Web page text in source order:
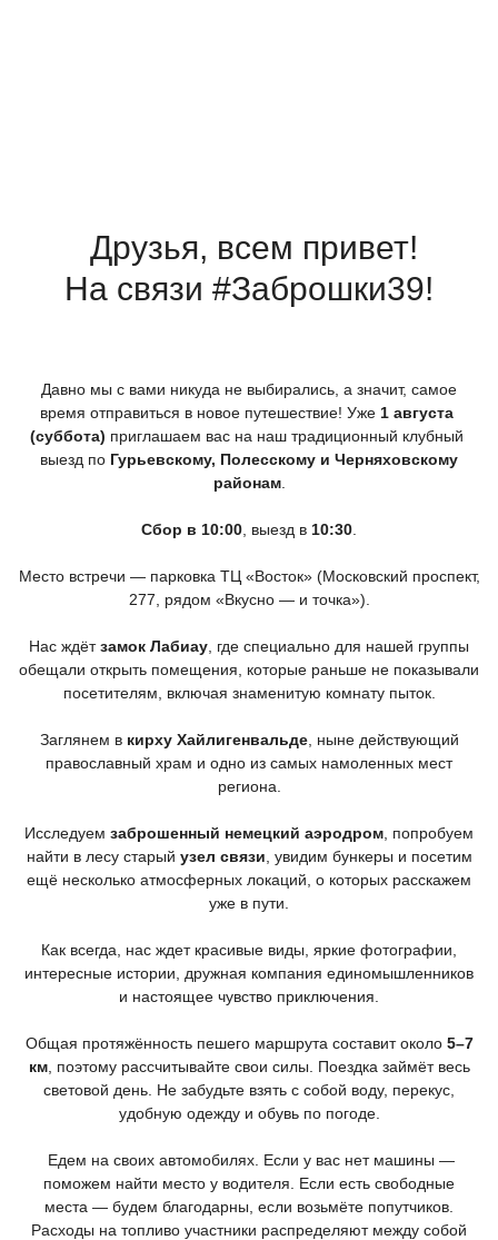
Друзья, всем привет!
На связи #Заброшки39!
Давно мы с вами никуда не выбирались, а значит, самое
время отправиться в новое путешествие! Уже 1 августа
(суббота) приглашаем вас на наш традиционный клубный
выезд по Гурьевскому, Полесскому и Черняховскому
районам.
Сбор в 10:00 , выезд в 10:30
Место встречи — парковка ТЦ «Восток» (Московский проспект,
277, рядом «Вкусно— и точка»).
Нас ждётзамок Лабиау , где специально для нашей группы
обещали открыть помещения, которые раньше не показывали
посетителям, включая знаменитую комнату пыток.
Заглянем в кирху Хайлигенвальде, ныне действующий
православный храм и одно из самых намоленных мест
региона.
Исследуем заброшенный немецкий аэродром , попробуем
найти в лесу старый узел связи , увидим бункеры и посетим
ещё несколько атмосферных локаций, о которых расскажем
уже в пути.
Как всегда, нас ждет красивые виды, яркие фотографии,
интересные истории, дружная компания единомышленников
и настоящее чувство приключения.
Общая протяжённость пешего маршрута составит около 5–7
км, поэтому рассчитывайте свои силы. Поездка займёт весь
световой день. Не забудьте взять с собой воду, перекус,
удобную одежду и обувь по погоде.
Едем на своих автомобилях. Если у вас нет машины —
поможем найти место у водителя. Если есть свободные
места — будем благодарны, если возьмёте попутчиков.
Расходы на топливо участники распределяют между собой